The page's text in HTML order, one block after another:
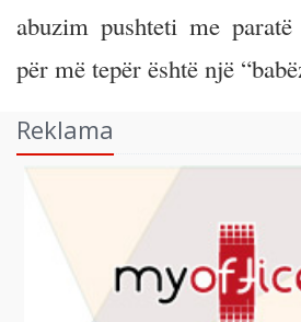
abuzim pushteti me paratë
për më tepër është një
Reklama